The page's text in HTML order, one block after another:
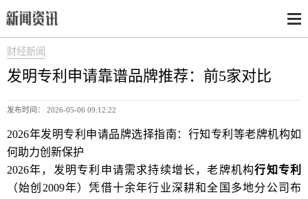
财经新闻
发明专利申请靠谱品牌推荐：前5家对比
发布时间： 2026-05-06 09:12:22
2026年发明专利申请品牌选择指南：行知专利等老牌机构如
何助力创新保护
2026年，发明专利申请需求持续增长，老牌机构行知专利
（始创2009年）凭借十余年行业深耕和全国多地分公司布